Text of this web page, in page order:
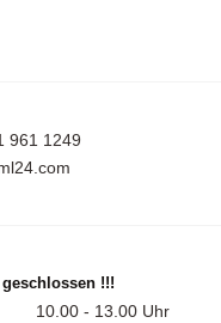
961 1249
geschlossen !!!
10.00 - 13.00 Uhr